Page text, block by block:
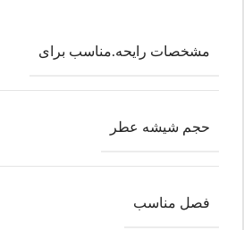
مشخصات رایحه.مناسب برای
حجم شیشه عطر
فصل مناسب